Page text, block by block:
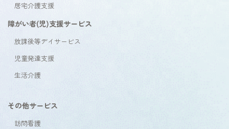
居宅介護支援
障がい者(児)支援サービス
放課後等デイサービス
児童発達支援
生活介護
その他サービス
訪問看護